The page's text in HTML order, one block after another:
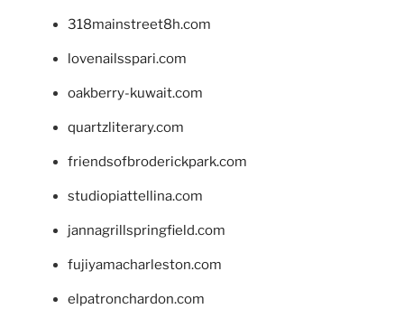
318mainstreet8h.com
lovenailsspari.com
oakberry-kuwait.com
quartzliterary.com
friendsofbroderickpark.com
studiopiattellina.com
jannagrillspringfield.com
fujiyamacharleston.com
elpatronchardon.com